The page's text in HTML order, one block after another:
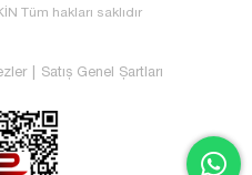
Tüm hakları saklıdır
Satış Genel Şartları